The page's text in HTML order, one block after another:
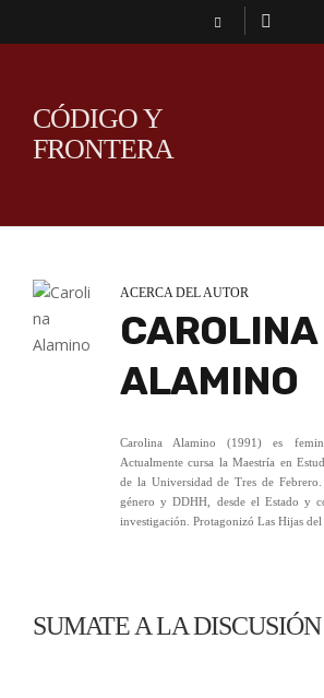
CÓDIGO Y
FRONTERA
ACERCA DEL AUTOR
CAROLINA
ALAMINO
Carolina Alamino (1991) es
Actualmente cursa la Maestría en
de la Universidad de Tres de
género y DDHH, desde el Estado y
investigación. Protagonizó Las Hijas
SUMATE A LA DISCUSIÓN